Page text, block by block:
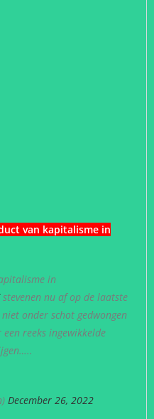
van kapitalisme in
in
stevenen nu af op de laatste
onder schot gedwongen
reeks ingewikkelde
December 26, 2022